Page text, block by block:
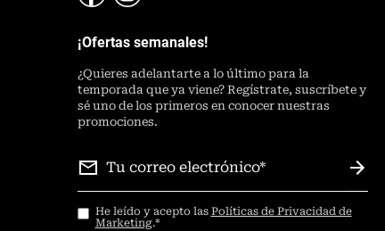
¡Ofertas semanales!
¿Quieres adelantarte a lo último para la
temporada que ya viene? Regístrate, suscríbete y
sé uno de los primeros en conocer nuestras
promociones.
He leído y acepto las Políticas de Privacidad de
Marketing.*